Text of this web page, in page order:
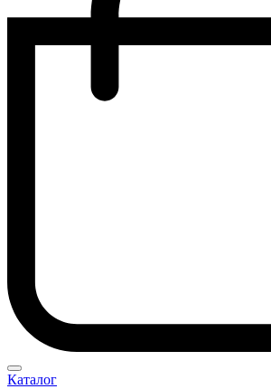
Каталог